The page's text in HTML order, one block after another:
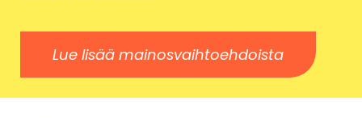
Lue lisää mainosvaihtoehdoista